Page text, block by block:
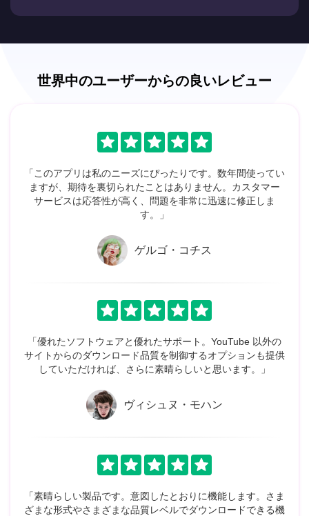
世界中のユーザーからの良いレビュー
「このアプリは私のニーズにぴったりです。数年間使ってい
ますが、期待を裏切られたことはありません。カスタマー
サービスは応答性が高く、問題を非常に迅速に修正しま
す。」
ゲルゴ・コチス
「優れたソフトウェアと優れたサポート。YouTube 以外の
サイトからのダウンロード品質を制御するオプションも提供
していただければ、さらに素晴らしいと思います。」
ヴィシュヌ・モハン
「素晴らしい製品です。意図したとおりに機能します。さま
ざまな形式やさまざまな品質レベルでダウンロードできる機